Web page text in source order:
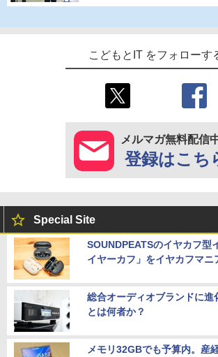
こどもとIT をフォローす
メルマガ無料配信
登録はこち
Special Site
SOUNDPEATSのイヤカフ型
イヤーカフ」をイヤカフマニ
総合オーディオブランドに進
とは何者か？
メモリ32GBでも予算内。産